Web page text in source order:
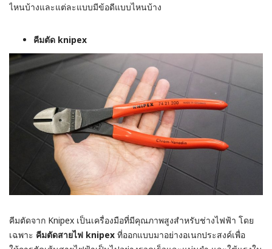
ไหนบ้างและแต่ละแบบมีข้อดีแบบไหนบ้าง
คีมตัด knipex
คีมตัดจาก Knipex เป็นเครื่องมือที่มีคุณภาพสูงสำหรับช่างไฟฟ้า โดย
เฉพาะ คีมตัดสายไฟ knipex ที่ออกแบบมาอย่างอเนกประสงค์เพื่อ